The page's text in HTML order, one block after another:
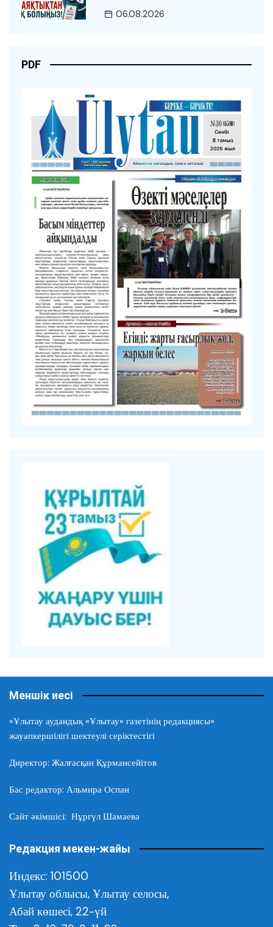
06.08.2026
PDF
Меншік иесі
«Ұлытау аудандық «Ұлытау» газетінің редакциясы»
жауапкершілігі шектеулі серіктестігі
Директор: Жалғасқан Құрмансейітов
Бас редактор: Альмира Оспан
Сайт әкімшісі: Нұргүл Шамаева
Редакция мекен-жайы
Индекс: 101500
Ұлытау облысы, Ұлытау селосы,
Абай көшесі, 22-үй